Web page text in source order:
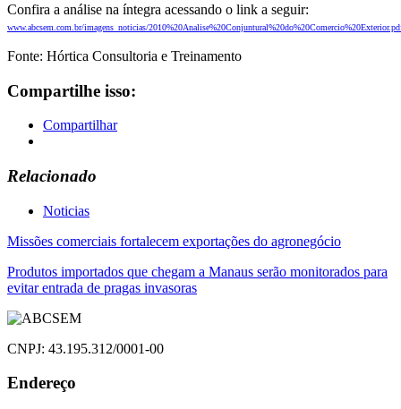
Confira a análise na íntegra acessando o link a seguir:
www.abcsem.com.br/imagens_noticias/
Fonte: Hórtica Consultoria e Treinamento
Compartilhe isso:
Compartilhar
Relacionado
Noticias
Navegação
de
Post
Missões comerciais fortalecem exportações do agronegócio
Produtos importados que chegam a Manaus serão monitorados para
evitar entrada de pragas invasoras
CNPJ: 43.195.312/0001-00
Endereço